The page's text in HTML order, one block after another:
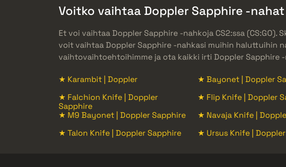
Voitko vaihtaa Doppler Sapphire -nahat
Et voi vaihtaa Doppler Sapphire -nahkoja CS2:ssa
voit vaihtaa Doppler Sapphire -nahkasi muihin haluttuihin
vaihtovaihtoehtoihimme ja ota kaikki irti Doppler Sapphire
★ Karambit | Doppler ★ Bayonet | Doppler
★ Falchion Knife | Doppler
Sapphire
★ Flip Knife | Doppler
★ M9 Bayonet | Doppler Sapphire
★ Navaja Knife |
★ Talon Knife | Doppler Sapphire
★ Ursus Knife |